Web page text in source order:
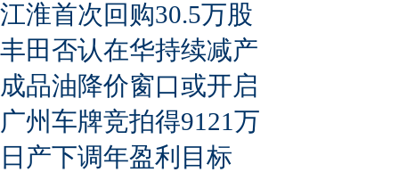
江淮首次回购30.5万股
丰田否认在华持续减产
成品油降价窗口或开启
广州车牌竞拍得9121万
日产下调年盈利目标